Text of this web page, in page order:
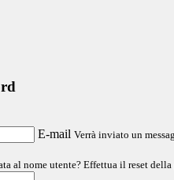
E-mail Verrà inviato un
al nome utente? Effettua il reset